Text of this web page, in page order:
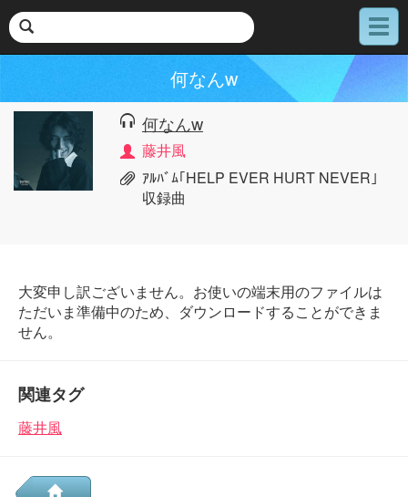
メ
ニ
何なんw
何なんw
藤井風
ｱﾙﾊﾞﾑ｢HELP EVER HURT NEVER｣
収録曲
大変申し訳ございません。お使いの端末用のファイルは
ただいま準備中のため、ダウンロードすることができま
せん。
関連タグ
藤井風